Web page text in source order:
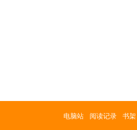
电脑站 阅读记录 书架